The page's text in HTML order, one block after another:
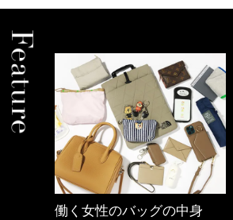
働く女性のバッグの中身